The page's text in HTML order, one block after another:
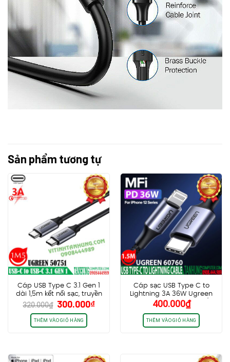
Sản phẩm tương tự
Cáp USB Type C 3.1 Gen 1
dài 1,5m kết nối sạc, truyền
dữ liệu, hình ảnh 4K Ugreen
50751
320.000₫ Giá
gốc
là:
320.000₫.
300.000₫Giá
THÊM VÀO GIỎ HÀNG
Cáp sạc USB Type C to
Lightning 3A 36W Ugreen
60760 Dài 1.5m cao cấp (Vỏ
400.000₫
THÊM VÀO GIỎ HÀNG